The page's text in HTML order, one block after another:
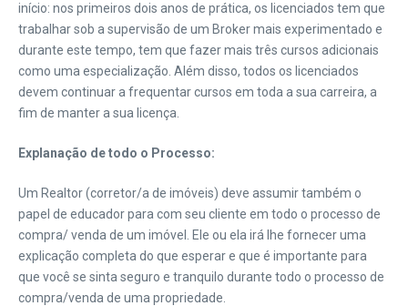
início: nos primeiros dois anos de prática, os licenciados tem que
trabalhar sob a supervisão de um Broker mais experimentado e
durante este tempo, tem que fazer mais três cursos adicionais
como uma especialização. Além disso, todos os licenciados
devem continuar a frequentar cursos em toda a sua carreira, a
fim de manter a sua licença.
Explanação de todo o Processo:
Um Realtor (corretor/a de imóveis) deve assumir também o
papel de educador para com seu cliente em todo o processo de
compra/ venda de um imóvel. Ele ou ela irá lhe fornecer uma
explicação completa do que esperar e que é importante para
que você se sinta seguro e tranquilo durante todo o processo de
compra/venda de uma propriedade.